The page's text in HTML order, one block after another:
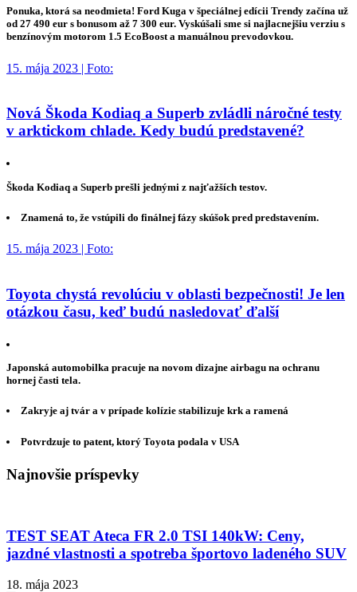
Ponuka, ktorá sa neodmieta! Ford Kuga v špeciálnej edícii Trendy začína už
od 27 490 eur s bonusom až 7 300 eur. Vyskúšali sme si najlacnejšiu verziu s
benzínovým motorom 1.5 EcoBoost a manuálnou prevodovkou.
15. mája 2023 | Foto:
Nová Škoda Kodiaq a Superb zvládli náročné testy
v arktickom chlade. Kedy budú predstavené?
Škoda Kodiaq a Superb prešli jednými z najťažších testov.
Znamená to, že vstúpili do finálnej fázy skúšok pred predstavením.
15. mája 2023 | Foto:
Toyota chystá revolúciu v oblasti bezpečnosti! Je len
otázkou času, keď budú nasledovať ďalší
Japonská automobilka pracuje na novom dizajne airbagu na ochranu
hornej časti tela.
Zakryje aj tvár a v prípade kolízie stabilizuje krk a ramená
Potvrdzuje to patent, ktorý Toyota podala v USA
Najnovšie príspevky
TEST SEAT Ateca FR 2.0 TSI 140kW: Ceny,
jazdné vlastnosti a spotreba športovo ladeného SUV
18. mája 2023